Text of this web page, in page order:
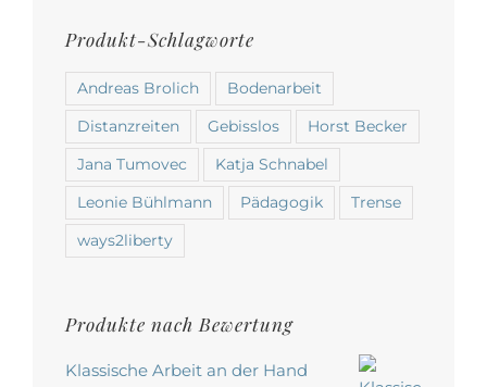
Produkt-Schlagworte
Andreas Brolich Bodenarbeit
Distanzreiten Gebisslos Horst Becker
Jana Tumovec Katja Schnabel
Leonie Bühlmann Pädagogik Trense
ways2liberty
Produkte nach Bewertung
Klassische Arbeit an der Hand